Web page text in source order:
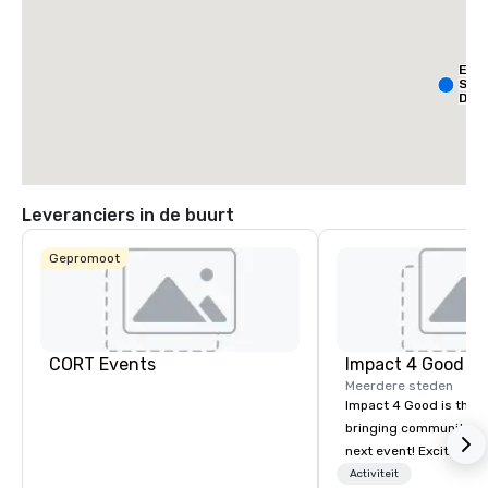
Leveranciers in de buurt
Gepromoot
CORT Events Impact 4 Good
Meerdere steden
Impact 4 Good is the
bringing community
next event! Exciting
team building
Activiteit